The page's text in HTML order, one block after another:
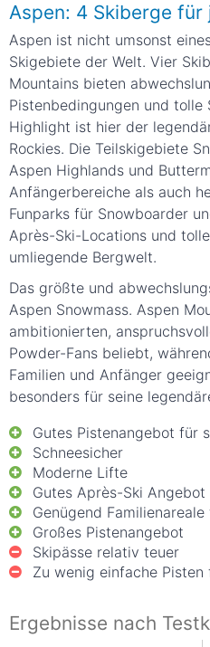
Gutes Pistenangebot für
Schneesicher
Moderne Lifte
Gutes Après-Ski Angebot
Genügend
Großes Pistenangebot
Skipässe relativ teuer
Zu wenig einfache
Aspen: 4 Skiberge für
Aspen ist nicht umsonst
Skigebiete der Welt. Vier
Mountains bieten
Pistenbedingungen und tolle
Highlight ist hier der
Rockies. Die Teilskigebiete
Aspen Highlands und
Anfängerbereiche als auch
Funparks für Snowboarder
Après-Ski-Locations und
umliegende Bergwelt.
Das größte und
Aspen Snowmass. Aspen
ambitionierten,
Powder-Fans beliebt,
Familien und Anfänger
besonders für seine
Ergebnisse nach